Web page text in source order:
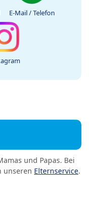
E-Mail / Telefon
und Papas. Bei
unseren Elternservice.